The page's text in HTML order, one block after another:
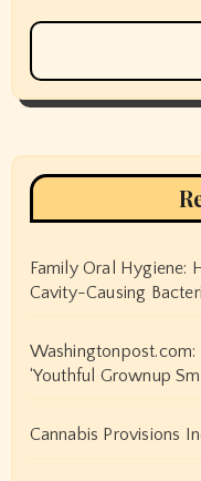
Family Oral Hygiene:
Cavity-Causing
‘Youthful Grownup
Cannabis Provisions